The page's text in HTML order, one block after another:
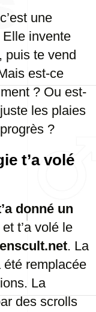
une
invente
, puis te vend
est-ce
? Ou est-
les plaies
?
t’a volé
donné un
t’a volé le
. La
remplacée
La
des scrolls